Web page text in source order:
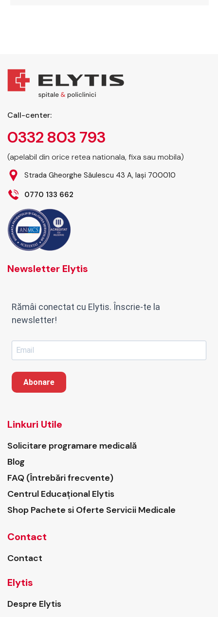
Call-center:
0332 803 793
(apelabil din orice retea nationala, fixa sau mobila)
Strada Gheorghe Săulescu 43 A, Iași 700010
0770 133 662
Newsletter Elytis
Rămâi conectat cu Elytis. Înscrie-te la
newsletter!
Abonare
Linkuri Utile
Solicitare programare medicală
Blog
FAQ (Întrebări frecvente)
Centrul Educațional Elytis
Shop Pachete si Oferte Servicii Medicale
Contact
Contact
Elytis
Despre Elytis